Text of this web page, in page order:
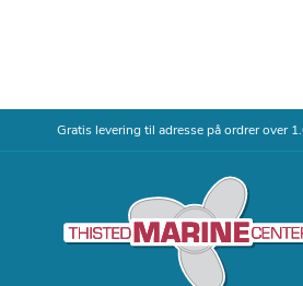
Gratis levering til adresse på ordrer over